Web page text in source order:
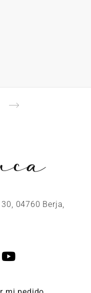
04760 Berja,